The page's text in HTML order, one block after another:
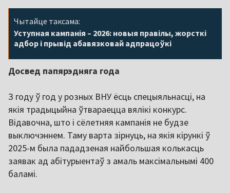
Чытайце таксама:
Уступная кампанія – 2026: новыя правілы, жорсткі
адбор і прывід абавязковай адпрацоўкі
Досвед папярэдняга года
З году ў год у розных ВНУ ёсць спецыяльнасці, на
якія традыцыйна ўтвараецца вялікі конкурс.
Відавочна, што і сёлетняя кампанія не будзе
выключэннем. Таму варта зірнуць, на якія кірункі ў
2025-м была пададзеная найбольшая колькасць
заявак ад абітурыентаў з амаль максімальнымі 400
баламі.